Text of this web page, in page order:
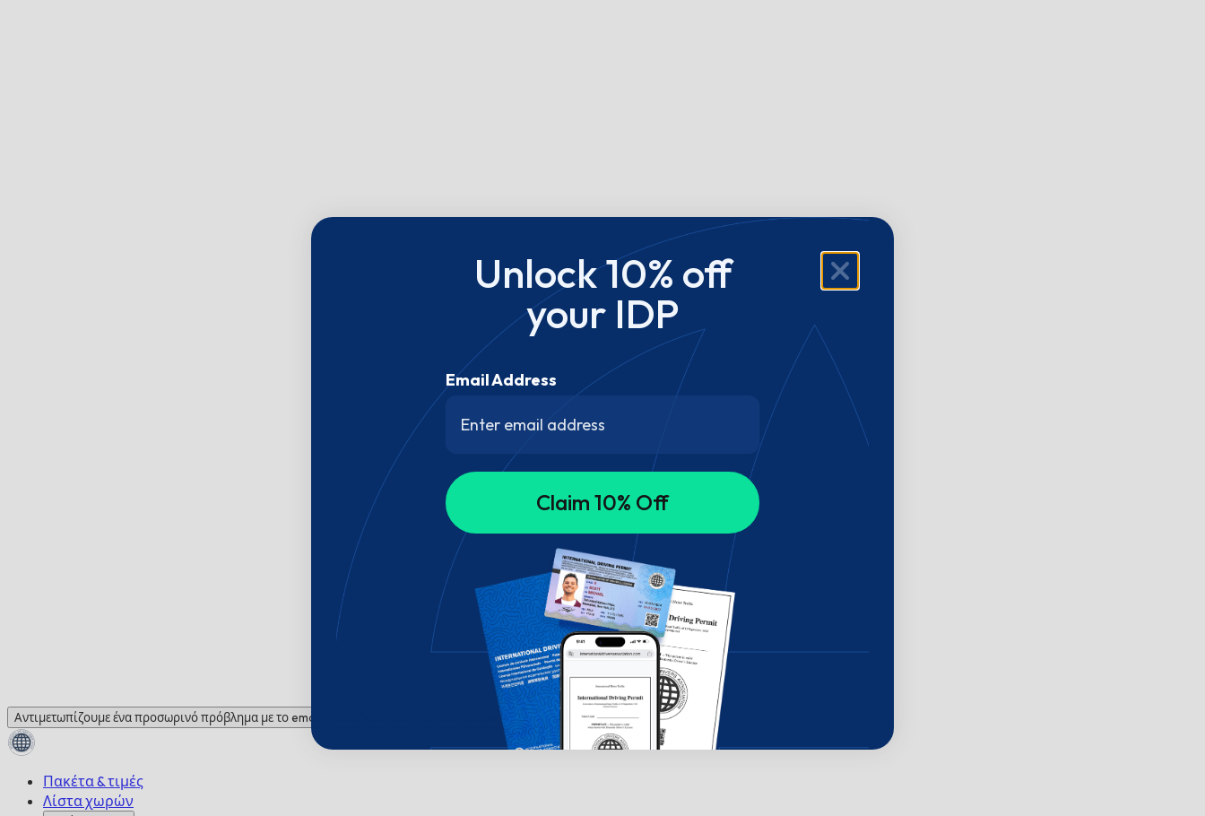
Αντιμετωπίζουμε ένα προσωρινό πρόβλημα με το email. Χρειάζεστε βοήθεια; Επικοινωνήστε μαζί μας μέσω chat!
Πακέτα & τιμές
Λίστα χωρών
Unlock 10% off
your IDP
Email Address
Claim 10% Off